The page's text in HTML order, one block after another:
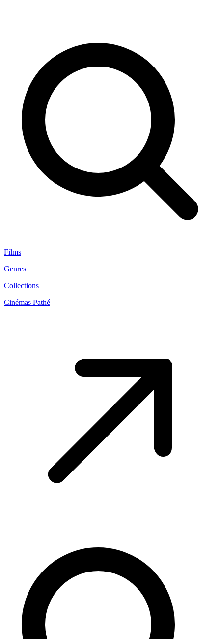
Films
Genres
Collections
Cinémas Pathé